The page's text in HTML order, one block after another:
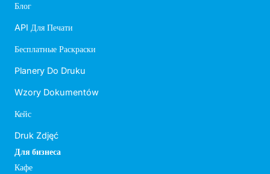
Блог
API Для Печати
Бесплатные Раскраски
Planery Do Druku
Wzory Dokumentów
Кейс
Druk Zdjęć
Для бизнеса
Кафе